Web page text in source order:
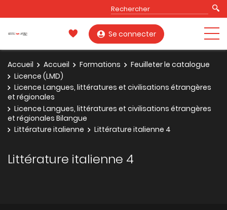
Se connecter
Accueil Accueil Formations
Feuilleter le catalogue
Licence (LMD)
Licence Langues, littératures et civilisations étrangères
et régionales
Licence Langues, littératures et civilisations étrangères
et régionales Bilangue
Littérature italienne
Littérature italienne 4
Littérature italienne 4